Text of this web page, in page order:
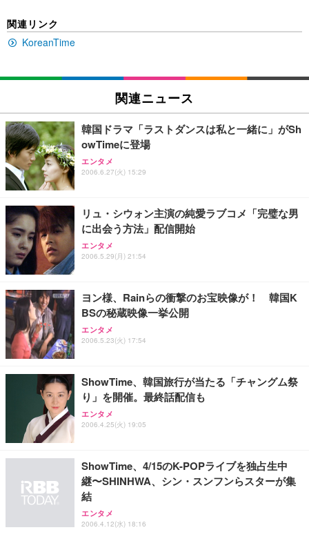
ュチェア 人間工学 疲れない ブラック
Sezlife オフィスチェア デスクチェア 疲れない テレ
ワーク チェア 強化バックレスト 30度ロッキング機
レスト 3Dヘッドレスト ハンガー付き 高反発クッシ
ョン PCチェア 通気性メッシュ ゲーミング/勉強/事
務用 おしゃれ パソコンチェア (ブラック)
￥7,680
Sezlife オフィスチェア デスクチェア 疲れない テレ
レスト 3Dヘッドレスト ハンガー付き 高反発クッシ
ョン PCチェア 通気性メッシュ ゲーミング/勉強/事
務用 おしゃれ パソコンチェア (ホワイト)
￥7,680
ANDWINT オフィスチェア デスクチェア 肘なし メ
ト 幅52×奥行58.5×高さ84～96cm テレワーク 在宅
勤務 ブラック
￥4,139
【純正品】27"ゲーミングモニター DualSense 充電
フック付き（CFI-ZDM1J）
￥49,979
【整備済み品】Dell E2724HS 27インチ 液晶モニタ
応 ComfortView ビジネス向け
￥15,800
【MiniLED/24.5inch/280Hz/FHD】GRAPHT THE S
像低減 (3年保証 | 輝点保証 | 日本メーカー)
￥34,980
x2袋(84枚) ホワイト(吸収面:ライトブルー)
ネオ・ルーライフ ネオ・オムツ L 中型犬用 26枚入
り 単品
￥1,800
Smart Basic(スマートベーシック) 【Amazon.co.jp
￥3,670
アイリスオーヤマ ペットシーツ 超厚型 お徳用 レギ
￥3,731
関連リンク
KoreanTime
関連ニュース
韓国ドラマ「ラストダンスは私と一緒に」がSh
owTimeに登場
エンタメ
2006.6.27(火) 15:29
リュ・シウォン主演の純愛ラブコメ「完璧な男
に出会う方法」配信開始
エンタメ
2006.5.29(月) 21:54
ヨン様、Rainらの衝撃のお宝映像が！ 韓国K
BSの秘蔵映像一挙公開
エンタメ
2006.5.23(火) 17:54
ShowTime、韓国旅行が当たる「チャングム祭
り」を開催。最終話配信も
エンタメ
2006.4.25(火) 19:05
ShowTime、4/15のK-POPライブを独占生中
継〜SHINHWA、シン・スンフンらスターが集
結
エンタメ
2006.4.12(水) 18:16